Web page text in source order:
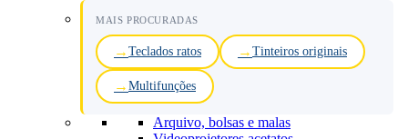
MAIS PROCURADAS
Teclados ratos Tinteiros originais
Multifunções
Arquivo, bolsas e malas